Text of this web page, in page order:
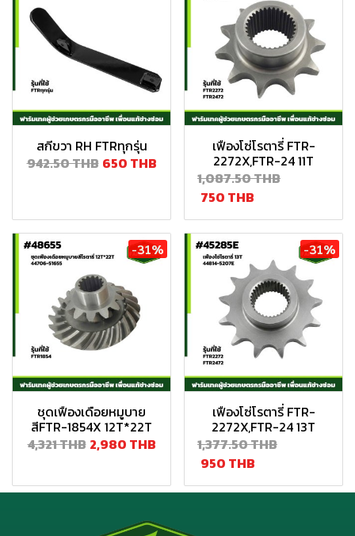
สกีขวา RH FTRทุกรุ่น
942.50 THB 650 THB
เฟืองโซ่โรตารี่ FTR-
2272X,FTR-24 11T
1,087.50 THB
750 THB
-31%
ชุดเฟืองเดือยหมูบาย
สีFTR-1854X 12T*22T
4,321 THB 2,980 THB
-31%
เฟืองโซ่โรตารี่ FTR-
2272X,FTR-24 13T
1,377.50 THB
950 THB